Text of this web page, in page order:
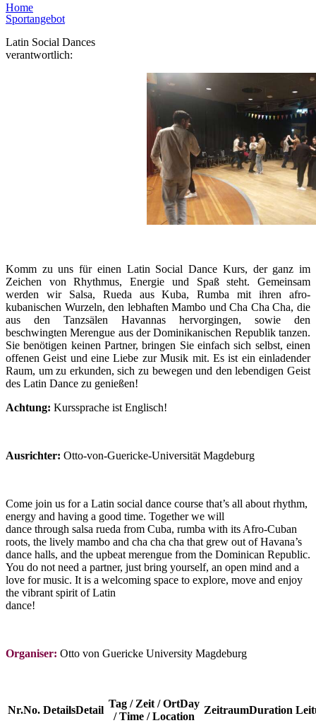
Home
Sportangebot
Latin Social Dances
verantwortlich:
Komm zu uns für einen Latin Social Dance Kurs, der ganz im
Zeichen von Rhythmus, Energie und Spaß steht. Gemeinsam
werden wir Salsa, Rueda aus Kuba, Rumba mit ihren afro-
kubanischen Wurzeln, den lebhaften Mambo und Cha Cha Cha, die
aus den Tanzsälen Havannas hervorgingen, sowie den
beschwingten Merengue aus der Dominikanischen Republik tanzen.
Sie benötigen keinen Partner, bringen Sie einfach sich selbst, einen
offenen Geist und eine Liebe zur Musik mit. Es ist ein einladender
Raum, um zu erkunden, sich zu bewegen und den lebendigen Geist
des Latin Dance zu genießen!
Achtung: Kurssprache ist Englisch!
Ausrichter: Otto-von-Guericke-Universität Magdeburg
Come join us for a Latin social dance course that’s all about rhythm,
energy and having a good time. Together we will
dance through salsa rueda from Cuba, rumba with its Afro-Cuban
roots, the lively mambo and cha cha cha that grew out of Havana’s
dance halls, and the upbeat merengue from the Dominican Republic.
You do not need a partner, just bring yourself, an open mind and a
love for music. It is a welcoming space to explore, move and enjoy
the vibrant spirit of Latin
dance!
Organiser: Otto von Guericke University Magdeburg
Nr.No. DetailsDetail
Tag / Zeit / OrtDay
/ Time / Location
ZeitraumDuration